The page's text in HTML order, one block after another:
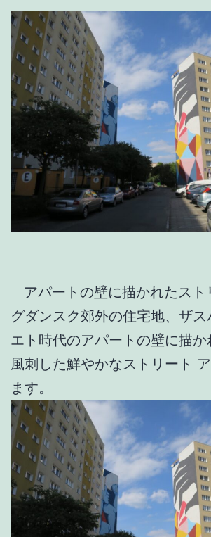
アパートの壁に描かれたスト
グダンスク郊外の住宅地、ザ
エト時代のアパートの壁に描か
風刺した鮮やかなストリート
ます。